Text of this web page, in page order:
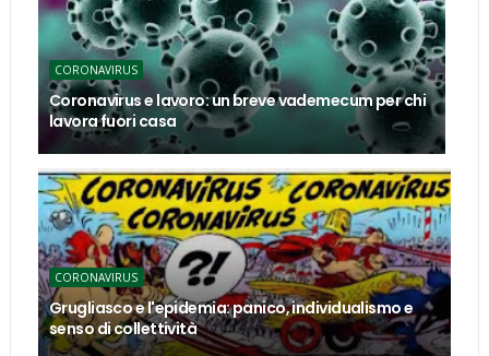
CORONAVIRUS
Coronavirus e lavoro: un breve vademecum per chi
lavora fuori casa
CORONAVIRUS
Grugliasco e l'epidemia: panico, individualismo e
senso di collettività